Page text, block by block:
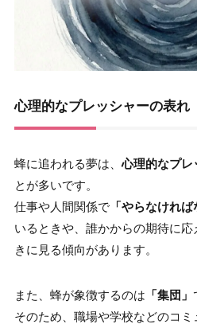
心理的なプレッシャーの表れ
蜂に追われる夢は、心理的なプレ
とが多いです。
仕事や人間関係で「やらなければ
いるときや、誰かからの期待に
きに見る傾向があります。
また、蜂が象徴するのは 「集団」
そのため、職場や学校などのコミ